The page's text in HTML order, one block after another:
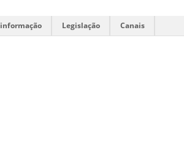
informação Legislação Canais